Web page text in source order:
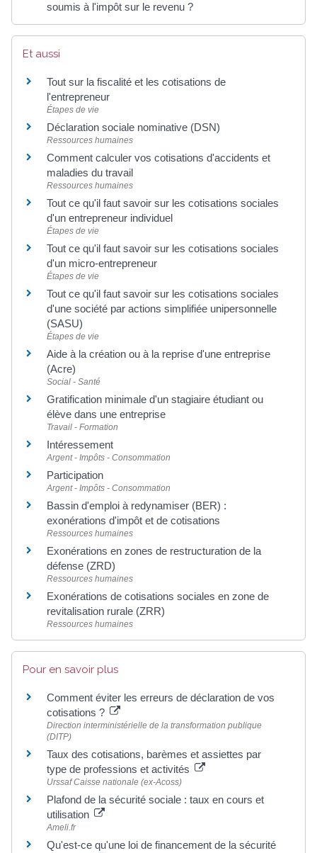
soumis à l'impôt sur le revenu ?
Et aussi
Tout sur la fiscalité et les cotisations de
l'entrepreneur
Étapes de vie
Déclaration sociale nominative (DSN)
Ressources humaines
Comment calculer vos cotisations d'accidents et
maladies du travail
Ressources humaines
Tout ce qu'il faut savoir sur les cotisations sociales
d'un entrepreneur individuel
Étapes de vie
Tout ce qu'il faut savoir sur les cotisations sociales
d'un micro-entrepreneur
Étapes de vie
Tout ce qu'il faut savoir sur les cotisations sociales
d'une société par actions simplifiée unipersonnelle
(SASU)
Étapes de vie
Aide à la création ou à la reprise d'une entreprise
(Acre)
Social - Santé
Gratification minimale d'un stagiaire étudiant ou
élève dans une entreprise
Travail - Formation
Intéressement
Argent - Impôts - Consommation
Participation
Argent - Impôts - Consommation
Bassin d'emploi à redynamiser (BER) :
exonérations d'impôt et de cotisations
Ressources humaines
Exonérations en zones de restructuration de la
défense (ZRD)
Ressources humaines
Exonérations de cotisations sociales en zone de
revitalisation rurale (ZRR)
Ressources humaines
Pour en savoir plus
Comment éviter les erreurs de déclaration de vos
cotisations ?
Direction interministérielle de la transformation publique
(DITP)
Taux des cotisations, barèmes et assiettes par
type de professions et activités
Urssaf Caisse nationale (ex-Acoss)
Plafond de la sécurité sociale : taux en cours et
utilisation
Ameli.fr
Qu'est-ce qu'une loi de financement de la sécurité